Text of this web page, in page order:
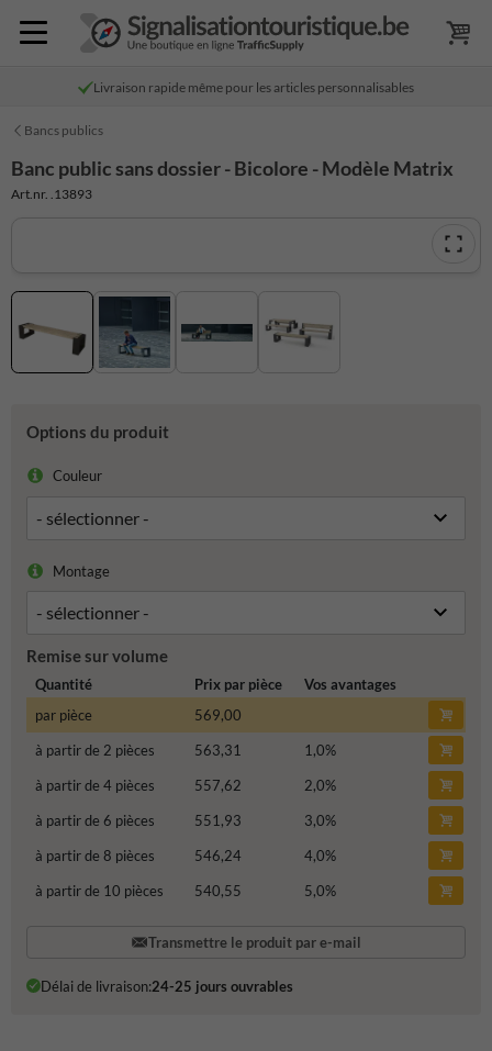
Livraison rapide même pour les articles personnalisables
Bancs publics
Banc public sans dossier - Bicolore - Modèle Matrix
Art.nr. .13893
Options du produit
Couleur
Montage
Remise sur volume
Quantité Prix par pièce
Vos avantages
par pièce
569,00
à partir de 2 pièces
563,31 1,0%
à partir de 4 pièces
557,62 2,0%
à partir de 6 pièces
551,93 3,0%
à partir de 8 pièces
546,24 4,0%
à partir de 10 pièces
540,55 5,0%
Transmettre le produit par e-mail
Délai de livraison:24-25 jours ouvrables